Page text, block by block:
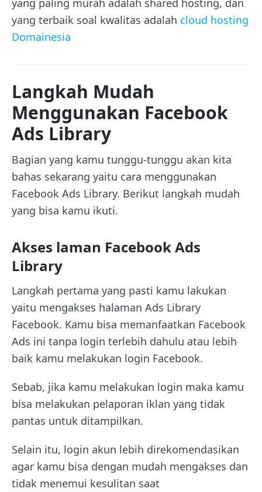
yang terbaik soal kwalitas adalah cloud hosting
Domainesia
Langkah Mudah
Menggunakan Facebook
Ads Library
Bagian yang kamu tunggu-tunggu akan kita
bahas sekarang yaitu cara menggunakan
Facebook Ads Library. Berikut langkah mudah
yang bisa kamu ikuti.
Akses laman Facebook Ads
Library
Langkah pertama yang pasti kamu lakukan
yaitu mengakses halaman Ads Library
Facebook. Kamu bisa memanfaatkan Facebook
Ads ini tanpa login terlebih dahulu atau lebih
baik kamu melakukan login Facebook.
Sebab, jika kamu melakukan login maka kamu
bisa melakukan pelaporan iklan yang tidak
pantas untuk ditampilkan.
Selain itu, login akun lebih direkomendasikan
agar kamu bisa dengan mudah mengakses dan
tidak menemui kesulitan saat